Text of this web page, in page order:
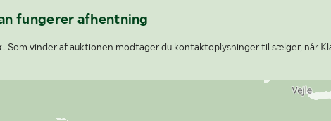
fungerer afhentning
Som vinder af auktionen modtager du kontaktoplysninger til sælger, når